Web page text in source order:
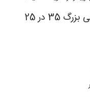
مشخصات جاقلمی خاتم کاری مدیریتی بزرگ 35 در 25